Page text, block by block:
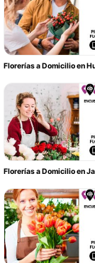
Florerías a Domicilio en
Florerías a Domicilio en